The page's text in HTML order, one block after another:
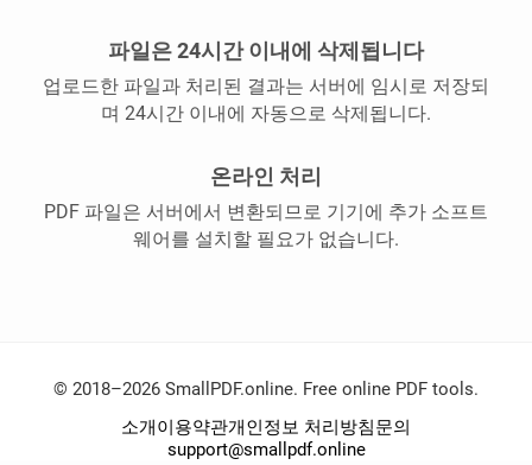
파일은 24시간 이내에 삭제됩니다
업로드한 파일과 처리된 결과는 서버에 임시로 저장되
며 24시간 이내에 자동으로 삭제됩니다.
온라인 처리
PDF 파일은 서버에서 변환되므로 기기에 추가 소프트
웨어를 설치할 필요가 없습니다.
© 2018–2026 SmallPDF.online. Free online PDF tools.
소개이용약관개인정보 처리방침문의
support@smallpdf.online